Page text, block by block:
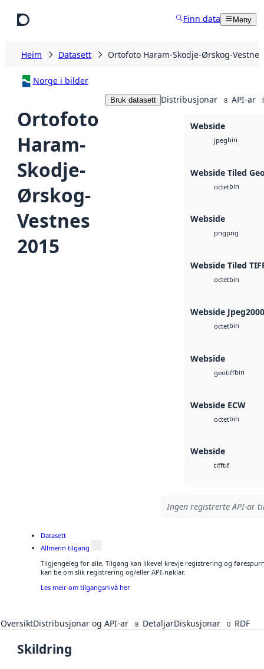
Finn data Meny
Heim Datasett Ortofoto Haram-Skodje-Ørskog-
Norge i bilder
Ortofoto
Haram-
Skodje-
Ørskog-
Vestnes
2015
Bruk datasett Distribusjonar 8 API-ar
Webside
jpegbin
Webside Tiled
octetbin
Webside
pngpng
Webside Tiled
octetbin
Webside Jpeg2000
octetbin
Webside
geotiffbin
Webside ECW
octetbin
Webside
tifftif
Ingen registrerte API-ar
Datasett
Allmenn tilgang
Tilgjengeleg for alle. Tilgang kan likevel krevje registrering og
kan be om slik registrering og/eller API-nøklar.
Les meir om tilgangsnivå her
OversiktDistribusjonar og API-ar 8 DetaljarDiskusjonar 0 RDF
Skildring